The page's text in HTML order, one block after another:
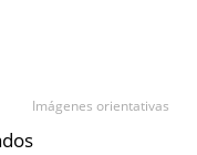
Imágenes orientativas